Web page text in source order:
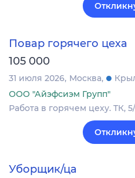
Повар горячего цеха
105 000
31 июля 2026 Москва
ООО "Айэфсиэм Групп"
Работа в горячем цеху. ТК,
Уборщик/ца